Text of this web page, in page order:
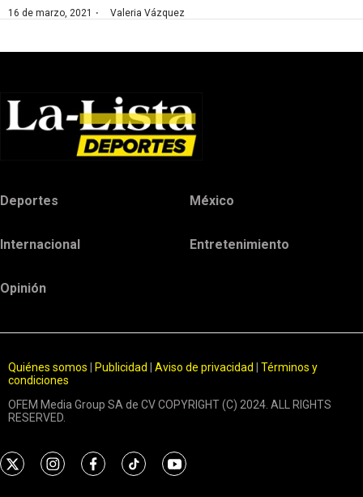
16 de marzo, 2021 · Valeria Vázquez
Deportes México
Internacional Entretenimiento
Opinión
Quiénes somos Publicidad Aviso de privacidad
Términos y
condiciones
OFEM Media Group SA de CV COPYRIGHT (C) 2024. ALL RIGHTS
RESERVED.
t
i
f
t
y